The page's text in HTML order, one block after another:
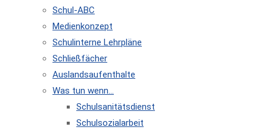
Schul-ABC
Medienkonzept
Schulinterne Lehrpläne
Schließfächer
Auslandsaufenthalte
Was tun wenn…
Schulsanitätsdienst
Schulsozialarbeit